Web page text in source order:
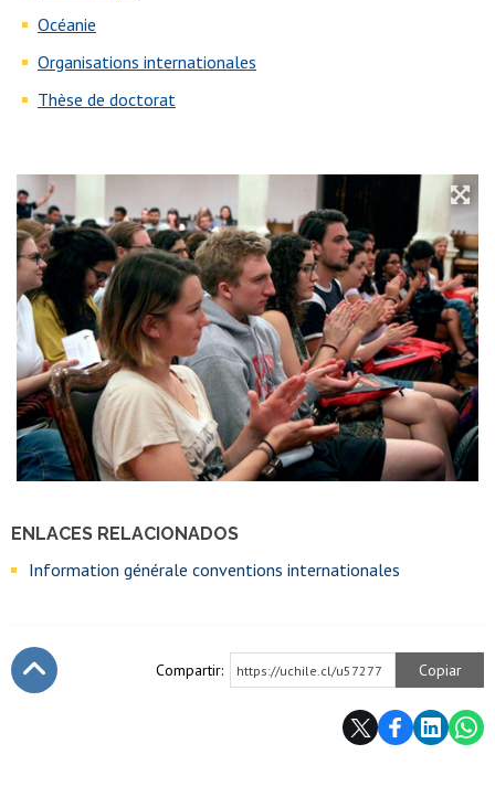
ENLACES RELACIONADOS
Information générale conventions internationales
Océanie
Organisations internationales
Thèse de doctorat
Compartir: https://uchile.cl/u57277 Copiar